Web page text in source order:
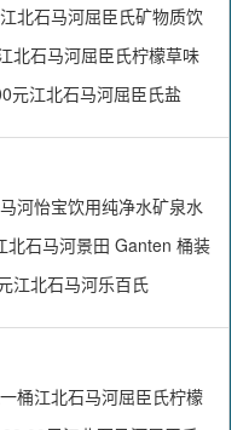
北石马河屈臣氏矿物质饮
北石马河屈臣氏柠檬草味
元江北石马河屈臣氏盐
河怡宝饮用纯净水矿泉水
石马河景田 Ganten 桶装
江北石马河乐百氏
桶江北石马河屈臣氏柠檬